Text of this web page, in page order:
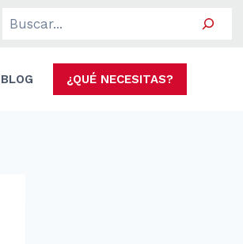
Search
BLOG ¿QUÉ NECESITAS?